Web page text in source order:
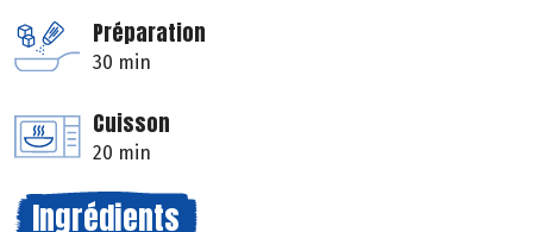
Préparation
30 min
Cuisson
20 min
Ingrédients